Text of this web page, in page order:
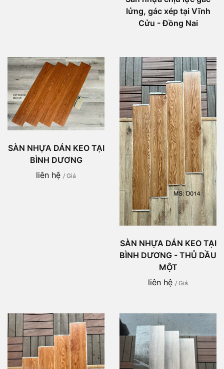
lửng, gác xép tại Vĩnh
Cửu - Đồng Nai
SÀN NHỰA DÁN KEO TẠI
BÌNH DƯƠNG
liên hệ / Giá
SÀN NHỰA DÁN KEO TẠI
BÌNH DƯƠNG - THỦ DẦU
MỘT
liên hệ / Giá